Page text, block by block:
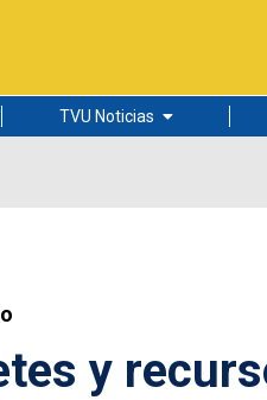
TVU Noticias
Ciudad
y